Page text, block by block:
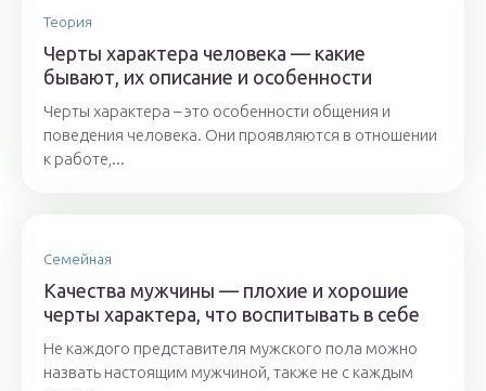
Теория
Черты характера человека — какие
бывают, их описание и особенности
Черты характера – это особенности общения и
поведения человека. Они проявляются в отношении
к работе,...
Семейная
Качества мужчины — плохие и хорошие
черты характера, что воспитывать в себе
Не каждого представителя мужского пола можно
назвать настоящим мужчиной, также не с каждым